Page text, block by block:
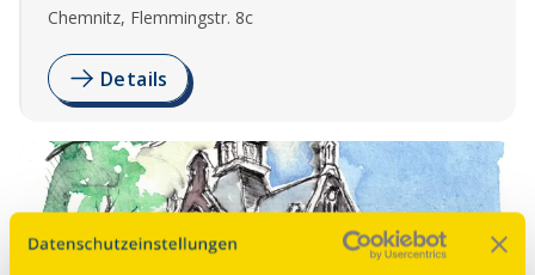
Chemnitz, Flemmingstr. 8c
Details